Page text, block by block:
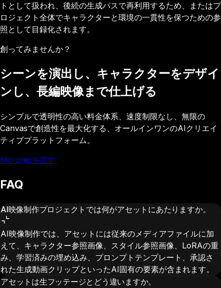
トとして扱われ、後続の生成パスで再利用するため、またはプ
ロジェクト全体でキャラクターと環境の一貫性を保つための参
照として目録化されます。
創ってみませんか？
シーンを演出し、キャラクターをデザイ
ンし、長編映像まで仕上げる
シンプルで透明性の高い料金体系、速度制限なし、無限の
Canvasで創造性を最大化する、オールインワンのAIクリエイ
ティブプラットフォーム。
Morphicを試す
FAQ
AI映像制作プロジェクトでは何がアセットにあたりますか。
AI映像制作では、アセットには従来のメディアファイルに加
えて、キャラクター参照画像、スタイル参照画像、LoRAの重
み、学習済みの埋め込み、プロンプトテンプレート、承認さ
れた生成動画クリップといったAI固有の要素が含まれます。
アセットは生フッテージとどう違いますか。